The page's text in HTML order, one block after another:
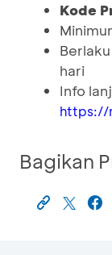
Kode
hari
Info
https://
Bagikan